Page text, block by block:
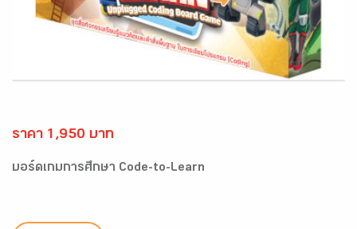
ราคา 1,950 บาท
บอร์ดเกมการศึกษา Code-to-Learn